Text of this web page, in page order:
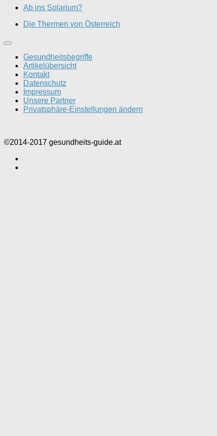
Ab ins Solarium?
Die Thermen von Österreich
Gesundheitsbegriffe
Artikelübersicht
Kontakt
Datenschutz
Impressum
Unsere Partner
Privatsphäre-Einstellungen ändern
©2014-2017 gesundheits-guide.at